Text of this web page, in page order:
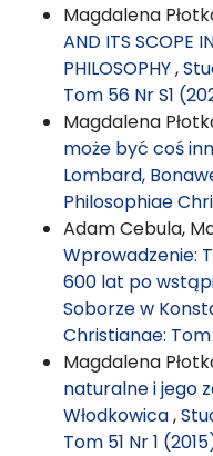
Magdalena
AND ITS SCOPE
PHILOSOPHY,
Tom 56 Nr S1
Magdalena
może być coś
Lombard,
Philosophiae
Adam Cebula,
Wprowadzenie:
600 lat po
Soborze w
Christianae:
Magdalena
naturalne i jego
Włodkowica,
Tom 51 Nr 1